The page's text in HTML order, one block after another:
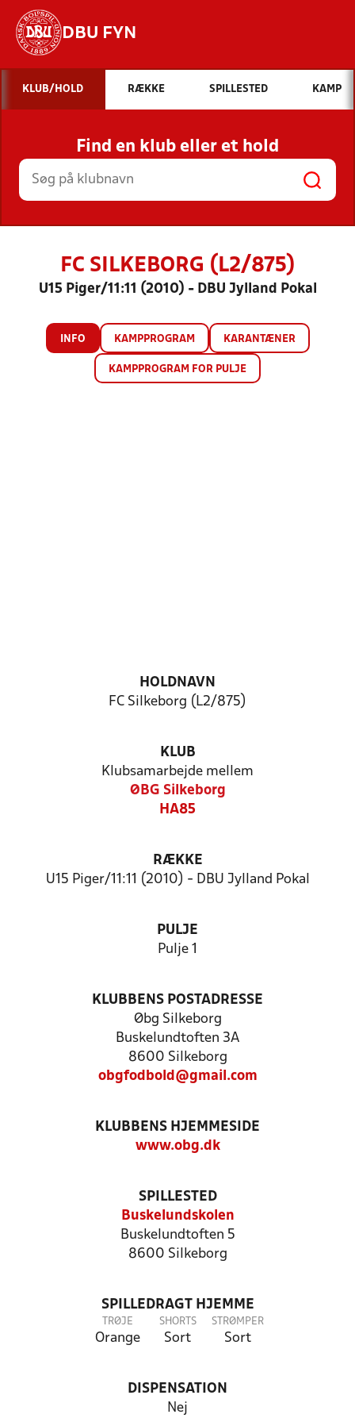
DBU FYN
Hvad vil du søge efter?
INDHOLD OG NYHEDER
STILLINGER, RESULTATER, KLUBBER OG
HOLD
KLUB/HOLD RÆKKE SPILLESTED KAMP
Find en klub eller et hold
FC SILKEBORG (L2/875)
U15 Piger/11:11 (2010) - DBU Jylland Pokal
INFO KAMPPROGRAM KARANTÆNER
KAMPPROGRAM FOR PULJE
HOLDNAVN
FC Silkeborg (L2/875)
KLUB
Klubsamarbejde mellem
ØBG Silkeborg
HA85
RÆKKE
U15 Piger/11:11 (2010) - DBU Jylland Pokal
PULJE
Pulje 1
KLUBBENS POSTADRESSE
Øbg Silkeborg
Buskelundtoften 3A
8600 Silkeborg
obgfodbold@gmail.com
KLUBBENS HJEMMESIDE
www.obg.dk
SPILLESTED
Buskelundskolen
Buskelundtoften 5
8600 Silkeborg
SPILLEDRAGT HJEMME
TRØJE
Orange
SHORTS
Sort
STRØMPER
Sort
DISPENSATION
Nej